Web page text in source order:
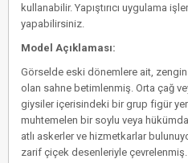
kullanabilir. Yapıştırıcı uygulama
yapabilirsiniz.
Model Açıklaması:
Görselde eski dönemlere ait,
olan sahne betimlenmiş. Orta çağ
giysiler içerisindeki bir grup figür yer
muhtemelen bir soylu veya
atlı askerler ve hizmetkarlar
zarif çiçek desenleriyle